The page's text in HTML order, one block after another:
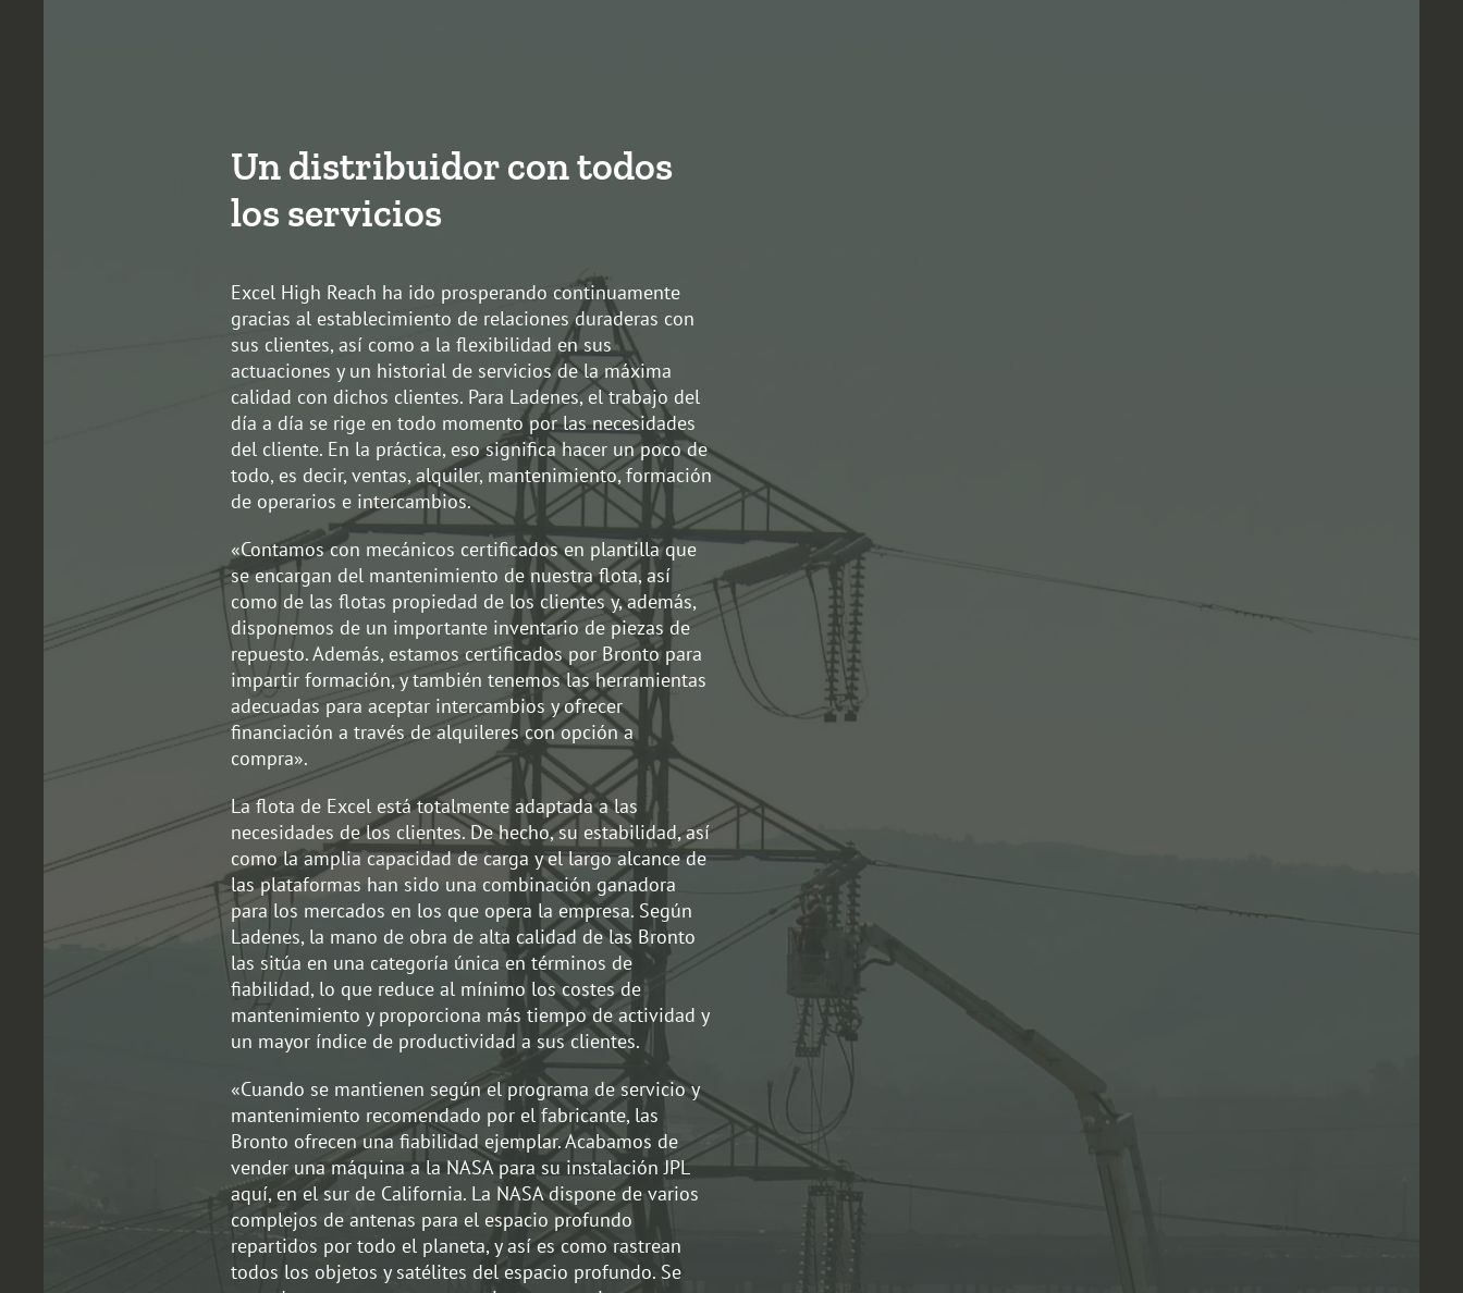
Un distribuidor con todos
los servicios
Excel High Reach ha ido prosperando continuamente
gracias al establecimiento de relaciones duraderas con
sus clientes, así como a la flexibilidad en sus
actuaciones y un historial de servicios de la máxima
calidad con dichos clientes. Para Ladenes, el trabajo del
día a día se rige en todo momento por las necesidades
del cliente. En la práctica, eso significa hacer un poco de
todo, es decir, ventas, alquiler, mantenimiento, formación
de operarios e intercambios.
«Contamos con mecánicos certificados en plantilla que
se encargan del mantenimiento de nuestra flota, así
como de las flotas propiedad de los clientes y, además,
disponemos de un importante inventario de piezas de
repuesto. Además, estamos certificados por Bronto para
impartir formación, y también tenemos las herramientas
adecuadas para aceptar intercambios y ofrecer
financiación a través de alquileres con opción a
compra».
La flota de Excel está totalmente adaptada a las
necesidades de los clientes. De hecho, su estabilidad, así
como la amplia capacidad de carga y el largo alcance de
las plataformas han sido una combinación ganadora
para los mercados en los que opera la empresa. Según
Ladenes, la mano de obra de alta calidad de las Bronto
las sitúa en una categoría única en términos de
fiabilidad, lo que reduce al mínimo los costes de
mantenimiento y proporciona más tiempo de actividad y
un mayor índice de productividad a sus clientes.
«Cuando se mantienen según el programa de servicio y
mantenimiento recomendado por el fabricante, las
Bronto ofrecen una fiabilidad ejemplar. Acabamos de
vender una máquina a la NASA para su instalación JPL
aquí, en el sur de California. La NASA dispone de varios
complejos de antenas para el espacio profundo
repartidos por todo el planeta, y así es como rastrean
todos los objetos y satélites del espacio profundo. Se